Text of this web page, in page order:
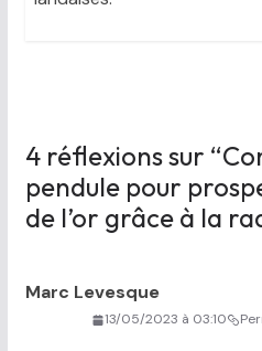
4 réflexions sur “
pendule pour
de l’or grâce à la
Marc Levesque
13/05/2023 à 03:10